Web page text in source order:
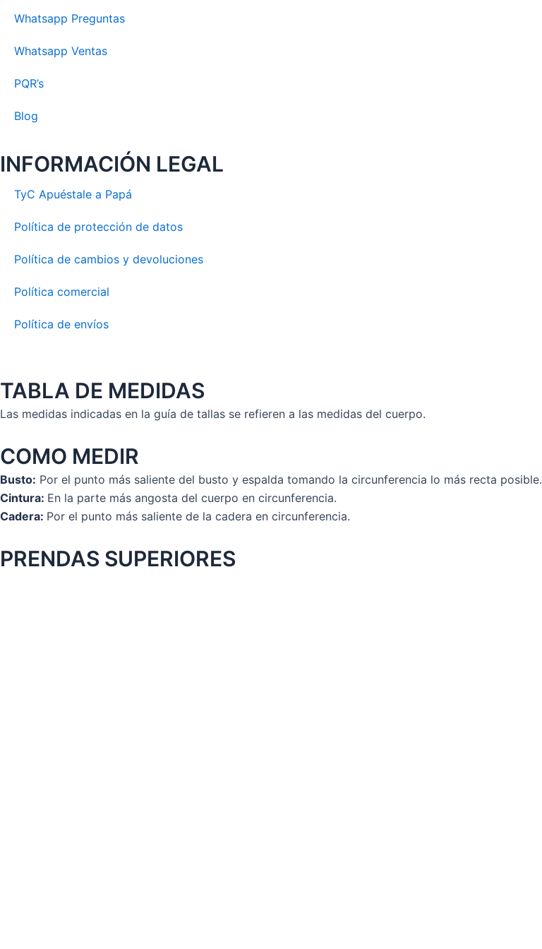
Whatsapp Preguntas
Whatsapp Ventas
PQR’s
Blog
INFORMACIÓN LEGAL
TyC Apuéstale a Papá
Política de protección de datos
Política de cambios y devoluciones
Política comercial
Política de envíos
TABLA DE MEDIDAS
Las medidas indicadas en la guía de tallas se refieren a las medidas del cuerpo.
COMO MEDIR
Busto: Por el punto más saliente del busto y espalda tomando la circunferencia lo más recta posible.
Cintura: En la parte más angosta del cuerpo en circunferencia.
Cadera: Por el punto más saliente de la cadera en circunferencia.
PRENDAS SUPERIORES